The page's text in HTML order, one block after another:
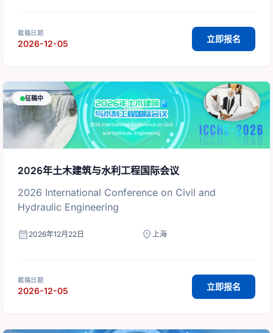
截稿日期
2026-12-05 立即报名
征稿中
2026年土木建筑与水利工程国际会议
2026 International Conference on Civil and
Hydraulic Engineering
calendar_month 2026年12月22日 location_on 上海
截稿日期
2026-12-05 立即报名